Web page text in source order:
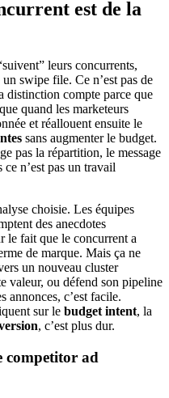
est de la
leurs concurrents,
swipe file. Ce n’est pas de
distinction compte parce que
quand les marketeurs
et réallouent ensuite le
sans augmenter le budget.
pas la répartition, le message
n’est pas un travail
choisie. Les équipes
des anecdotes
le fait que le concurrent a
de marque. Mais ça ne
un nouveau cluster
valeur, ou défend son pipeline
annonces, c’est facile.
sur le budget intent, la
, c’est plus dur.
competitor ad